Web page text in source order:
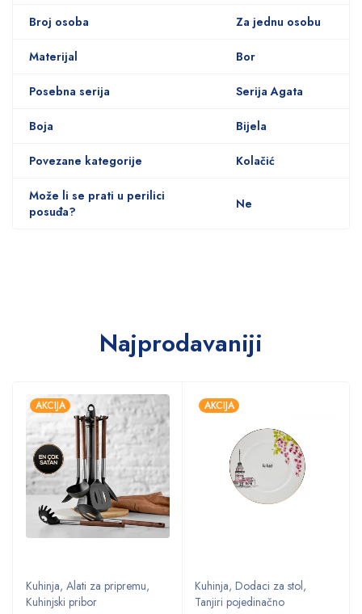
Broj osoba Za jednu osobu
Materijal Bor
Posebna serija Serija Agata
Boja Bijela
Povezane kategorije Kolačić
Može li se prati u perilici
posuđa?
Ne
Najprodavaniji
AKCIJA
Kuhinja, Alati za pripremu,
Kuhinjski pribor
AKCIJA
Kuhinja, Dodaci za stol,
Tanjiri pojedinačno